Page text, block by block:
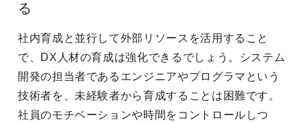
る
社内育成と並行して外部リソースを活用すること
で、DX人材の育成は強化できるでしょう。システム
開発の担当者であるエンジニアやプログラマという
技術者を、未経験者から育成することは困難です。
社員のモチベーションや時間をコントロールしつ